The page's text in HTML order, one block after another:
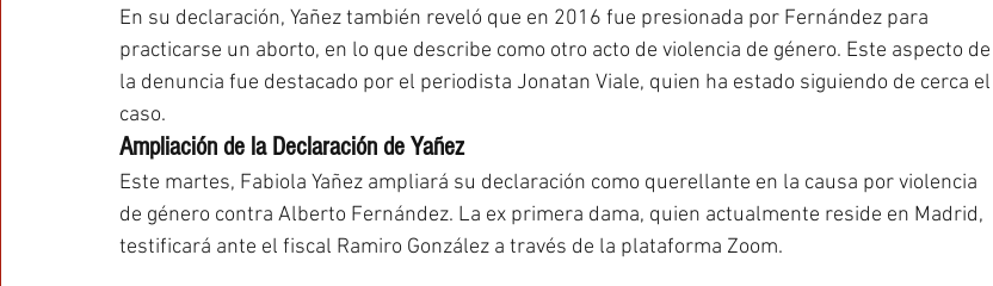
En su declaración, Yañez también reveló que en 2016 fue presionada por Fernández para
practicarse un aborto, en lo que describe como otro acto de violencia de género. Este aspecto de
la denuncia fue destacado por el periodista Jonatan Viale, quien ha estado siguiendo de cerca el
caso.
Ampliación de la Declaración de Yañez
Este martes, Fabiola Yañez ampliará su declaración como querellante en la causa por violencia
de género contra Alberto Fernández. La ex primera dama, quien actualmente reside en Madrid,
testificará ante el fiscal Ramiro González a través de la plataforma Zoom.